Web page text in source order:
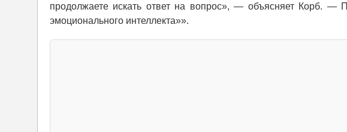
продолжаете искать ответ на вопрос», — объясняет Корб. —
эмоционального интеллекта»».